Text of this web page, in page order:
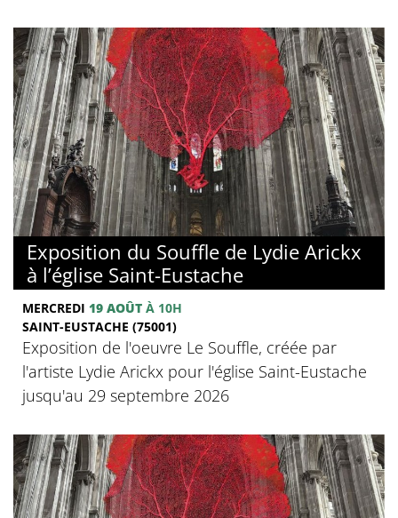
Exposition du Souffle de Lydie Arickx
à l’église Saint-Eustache
MERCREDI 19 AOÛT À 10H
SAINT-EUSTACHE (75001)
Exposition de l'oeuvre Le Souffle, créée par
l'artiste Lydie Arickx pour l'église Saint-Eustache
jusqu'au 29 septembre 2026